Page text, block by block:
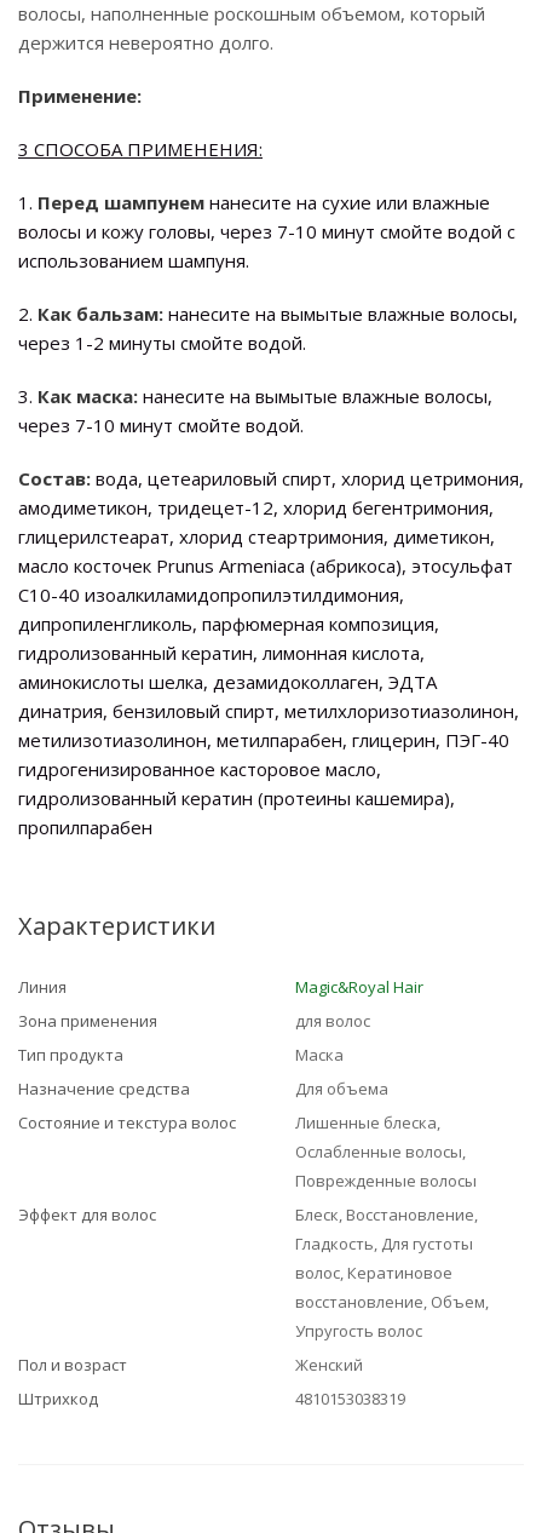
волосы, наполненные роскошным объемом, который
держится невероятно долго.
Применение:
3 СПОСОБА ПРИМЕНЕНИЯ:
1. Перед шампунем нанесите на сухие или влажные
волосы и кожу головы, через 7-10 минут смойте водой с
использованием шампуня.
2. Как бальзам: нанесите на вымытые влажные волосы,
через 1-2 минуты смойте водой.
3. Как маска: нанесите на вымытые влажные волосы,
через 7-10 минут смойте водой.
Состав: вода, цетеариловый спирт, хлорид цетримония,
амодиметикон, тридецет-12, хлорид бегентримония,
глицерилстеарат, хлорид стеартримония, диметикон,
масло косточек Prunus Armeniaca (абрикоса), этосульфат
C10-40 изоалкиламидопропилэтилдимония,
дипропиленгликоль, парфюмерная композиция,
гидролизованный кератин, лимонная кислота,
аминокислоты шелка, дезамидоколлаген, ЭДТА
динатрия, бензиловый спирт, метилхлоризотиазолинон,
метилизотиазолинон, метилпарабен, глицерин, ПЭГ-40
гидрогенизированное касторовое масло,
гидролизованный кератин (протеины кашемира),
пропилпарабен
Характеристики
Линия
Magic&Royal Hair
Зона применения
для волос
Тип продукта
Маска
Назначение средства
Для объема
Состояние и текстура волос
Лишенные блеска,
Ослабленные волосы,
Поврежденные волосы
Эффект для волос
Блеск, Восстановление,
Гладкость, Для густоты
волос, Кератиновое
восстановление, Объем,
Упругость волос
Пол и возраст
Женский
Штрихкод
4810153038319